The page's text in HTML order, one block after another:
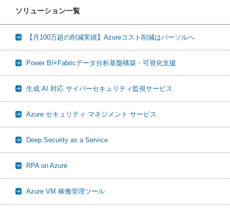
ソリューション一覧
【月100万超の削減実績】Azureコスト削減はパーソルへ
Power BI×Fabricデータ分析基盤構築・可視化支援
生成 AI 対応 サイバーセキュリティ監視サービス
Azure セキュリティ マネジメント サービス
Deep Security as a Service
RPA on Azure
Azure VM 稼働管理ツール